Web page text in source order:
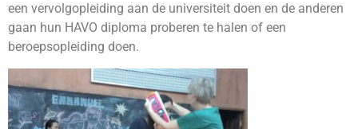
een vervolgopleiding aan de universiteit doen en de anderen
gaan hun HAVO diploma proberen te halen of een
beroepsopleiding doen.